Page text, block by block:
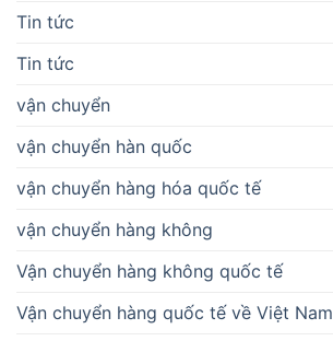
Tin tức
Tin tức
vận chuyển
vận chuyển hàn quốc
vận chuyển hàng hóa quốc tế
vận chuyển hàng không
Vận chuyển hàng không quốc tế
Vận chuyển hàng quốc tế về Việt Nam